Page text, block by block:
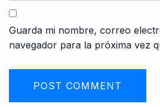
Guarda mi nombre, correo
navegador para la próxima vez